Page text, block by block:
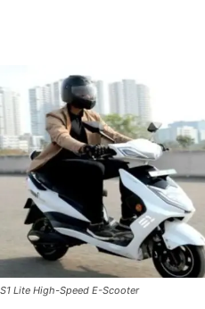
S1 Lite High-Speed E-Scooter